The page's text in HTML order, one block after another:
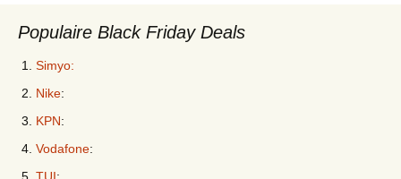
Populaire Black Friday Deals
Simyo:
Nike:
KPN:
Vodafone: